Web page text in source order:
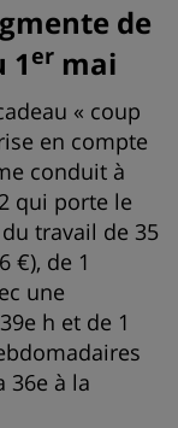
de
1 er mai
« coup
en compte
conduit à
qui porte le
travail de 35
€), de 1
une
h et de 1
36e à la